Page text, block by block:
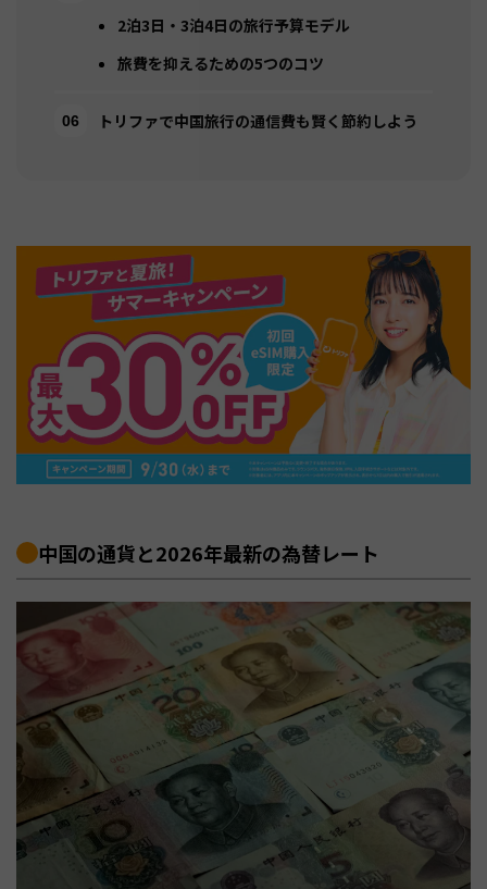
2泊3日・3泊4日の旅行予算モデル
旅費を抑えるための5つのコツ
トリファで中国旅行の通信費も賢く節約しよう
中国の通貨と2026年最新の為替レート